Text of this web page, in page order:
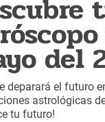
del
deparará el futuro
astrológicas
tu futuro!